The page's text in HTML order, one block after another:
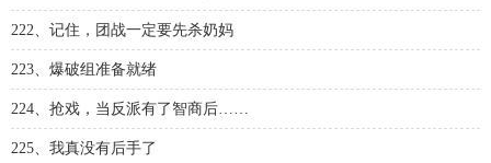
222、记住，团战一定要先杀奶妈
223、爆破组准备就绪
224、抢戏，当反派有了智商后……
225、我真没有后手了